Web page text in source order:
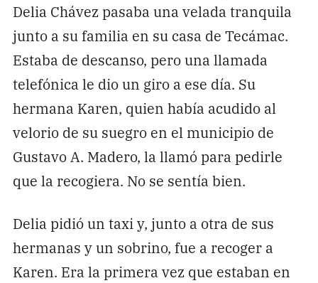
Delia Chávez pasaba una velada tranquila
junto a su familia en su casa de Tecámac.
Estaba de descanso, pero una llamada
telefónica le dio un giro a ese día. Su
hermana Karen, quien había acudido al
velorio de su suegro en el municipio de
Gustavo A. Madero, la llamó para pedirle
que la recogiera. No se sentía bien.
Delia pidió un taxi y, junto a otra de sus
hermanas y un sobrino, fue a recoger a
Karen. Era la primera vez que estaban en